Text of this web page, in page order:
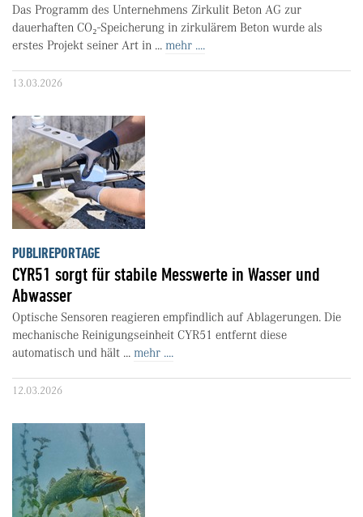
Das Programm des Unternehmens Zirkulit Beton AG zur
dauerhaften CO₂-Speicherung in zirkulärem Beton wurde als
erstes Projekt seiner Art in ... mehr ....
13.03.2026
PUBLIREPORTAGE
CYR51 sorgt für stabile Messwerte in Wasser und
Abwasser
Optische Sensoren reagieren empfindlich auf Ablagerungen. Die
mechanische Reinigungseinheit CYR51 entfernt diese
automatisch und hält ... mehr ....
12.03.2026